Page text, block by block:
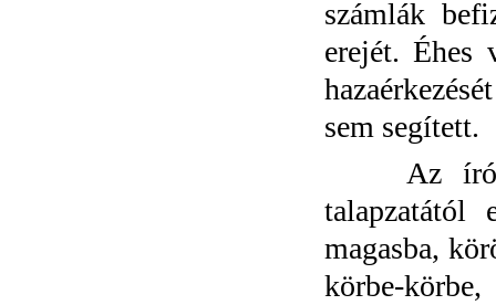
számlák
erejét. Éhes
sem segített.
Az
talapzatától
magasba,
körbe-